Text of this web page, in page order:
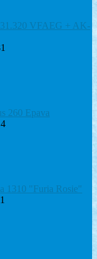
VFAEG + AK-
260 Epava
1310 "Furia Rosie"